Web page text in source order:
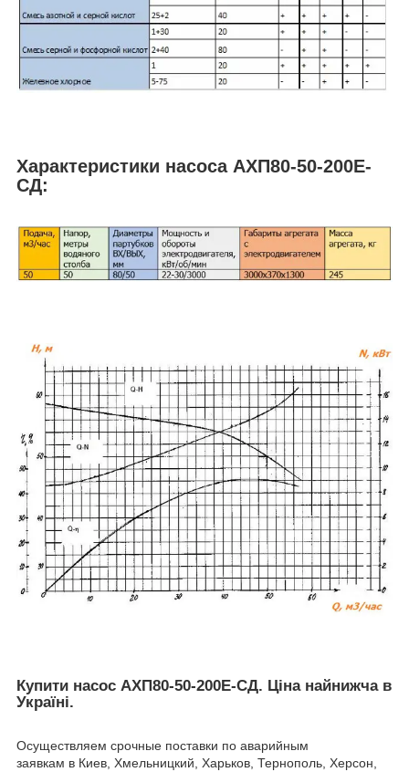
Характеристики насоса АХП80-50-200Е-
СД:
Купити насос АХП80-50-200Е-СД. Ціна найнижча в
Україні.
Осуществляем срочные поставки по аварийным
заявкам в Киев, Хмельницкий, Харьков, Тернополь, Херсон,